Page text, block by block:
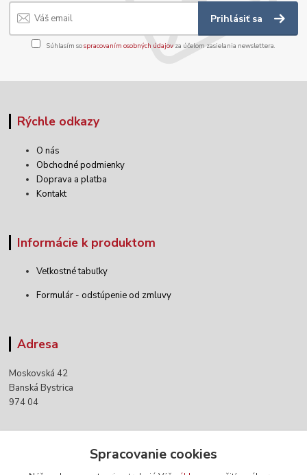
Prihlásiť sa
Súhlasím sospracovaním osobných údajov za účelom zasielania newslettera.
Rýchle odkazy
O nás
Obchodné podmienky
Doprava a platba
Kontakt
Informácie k produktom
Veľkostné tabuľky
Formulár - odstúpenie od zmluvy
Adresa
Moskovská 42
Banská Bystrica
974 04
Spracovanie cookies